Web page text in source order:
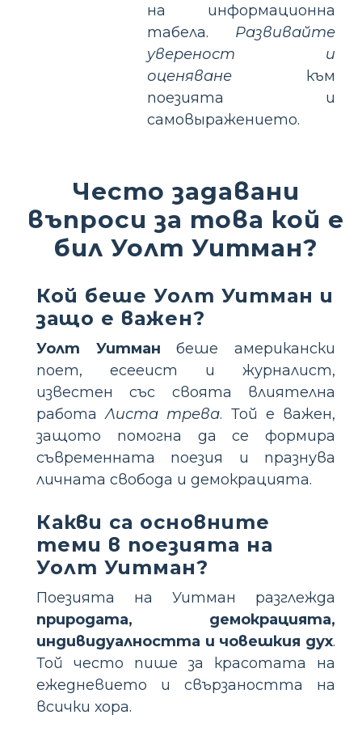
на информационна
табела. Развивайте
увереност и
оценяване към
поезията и
самовыражението.
Често задавани
въпроси за това кой е
бил Уолт Уитман?
Кой беше Уолт Уитман и
защо е важен?
Уолт Уитман беше американски
поет, есееист и журналист,
известен със своята влиятелна
работаЛиста трева. Той е важен,
защото помогна да се формира
съвременната поезия и празнува
личната свобода и демокрацията.
Какви са основните
теми в поезията на
Уолт Уитман?
Поезията на Уитман разглежда
природата, демокрацията,
индивидуалността и човешкия дух.
Той често пише за красотата на
ежедневието и свързаността на
всички хора.